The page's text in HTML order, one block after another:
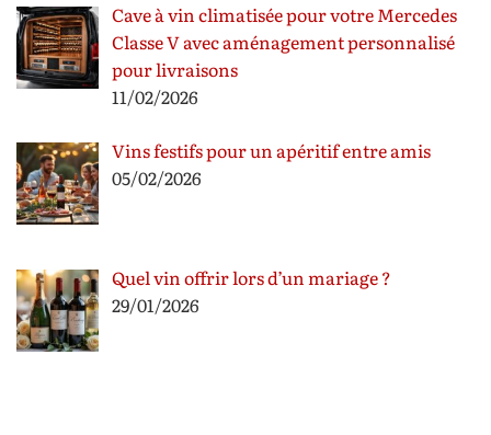
Cave à vin climatisée pour votre Mercedes
Classe V avec aménagement personnalisé
pour livraisons
11/02/2026
Vins festifs pour un apéritif entre amis
05/02/2026
Quel vin offrir lors d’un mariage ?
29/01/2026